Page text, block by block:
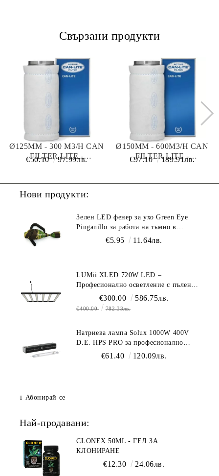
Свързани продукти
Ø125MM - 300 M3/H CAN
FILTER LITE -
ВЪЗДУХ
€50.10 97.99лв.
Ø150MM - 600M3/H CAN
FILTER LITE -
ВЪЗДУХ
€97.10 189.91лв.
Нови продукти:
Зелен LED фенер за ухо Green Eye
Pinganillo за работа на тъмно в
€5.95 11.64лв.
LUMii XLED 720W LED –
Професионално осветление с пълен
спектър (1700 µmol/s)
€300.00 586.75лв.
€400.00 782.33лв.
Натриева лампа Solux 1000W 400V
D.E. HPS PRO за професионално
осветление€61.40 120.09лв.
Абонирай се
Най-продавани:
CLONEX 50ML - ГЕЛ ЗА
КЛОНИРАНЕ
€12.30 24.06лв.